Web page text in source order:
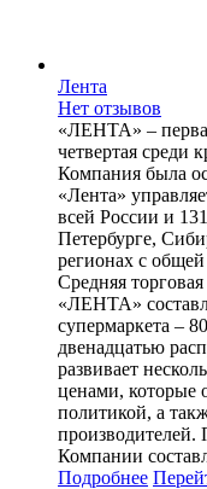
Лента
Нет отзывов
«ЛЕНТА» –
четвертая среди
Компания была
«Лента»
всей России и
Петербурге,
регионах с
Средняя
«ЛЕНТА»
супермаркета –
двенадцатью
развивает
ценами, которые
политикой, а
производителей.
Компании
Подробнее